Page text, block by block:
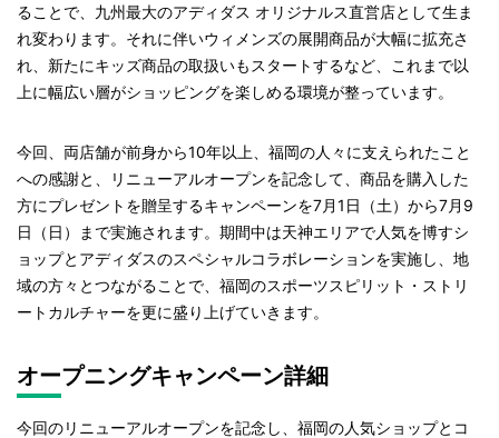
ることで、九州最大のアディダス オリジナルス直営店として生ま
れ変わります。それに伴いウィメンズの展開商品が大幅に拡充さ
れ、新たにキッズ商品の取扱いもスタートするなど、これまで以
上に幅広い層がショッピングを楽しめる環境が整っています。
今回、両店舗が前身から10年以上、福岡の人々に支えられたこと
への感謝と、リニューアルオープンを記念して、商品を購入した
方にプレゼントを贈呈するキャンペーンを7月1日（土）から7月9
日（日）まで実施されます。期間中は天神エリアで人気を博すシ
ョップとアディダスのスペシャルコラボレーションを実施し、地
域の方々とつながることで、福岡のスポーツスピリット・ストリ
ートカルチャーを更に盛り上げていきます。
オープニングキャンペーン詳細
今回のリニューアルオープンを記念し、福岡の人気ショップとコ